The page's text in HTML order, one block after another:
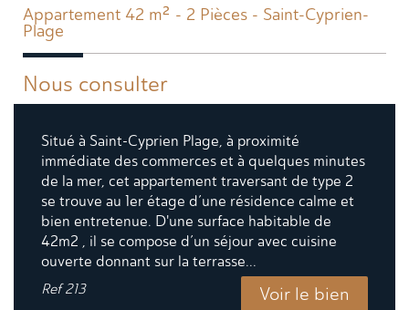
Appartement 42 m² - 2 Pièces - Saint-Cyprien-
Plage
Nous consulter
Situé à Saint-Cyprien Plage, à proximité
immédiate des commerces et à quelques minutes
de la mer, cet appartement traversant de type 2
se trouve au 1er étage d’une résidence calme et
bien entretenue. D'une surface habitable de
42m2 , il se compose d’un séjour avec cuisine
ouverte donnant sur la terrasse...
Ref213 Voir le bien